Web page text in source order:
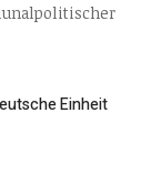
Einheit